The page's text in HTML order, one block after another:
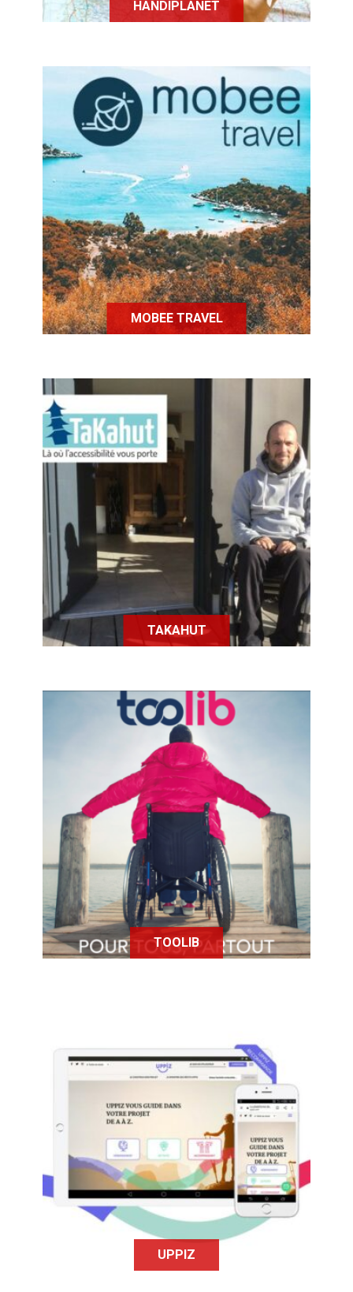
HANDIPLANET
MOBEE TRAVEL
Mobee Travel est une plateforme
collaborative qui permet aux
personnes en situation de handicap
de louer des logements adaptés.
TAKAHUT
TaKahut est une plateforme
d'échange de maisons et
d'appartements accessibles entre
particuliers à mobilité réduite.
TOOLIB
Toolib est la nouvelle application
web et mobile accessible qui vous
permettra de vous déplacer et vivre
sans que votre handicap ou votre
perte d’autonomie ne vous
restreigne.
UPPIZ
Uppiz est une plateforme de
services qui permet à des personnes
qui ont des besoins spécifiques de
partir en vacances (activités et/ou
hébergements).